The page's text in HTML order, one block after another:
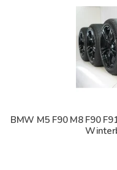
BMW M5 F90 M8 F90